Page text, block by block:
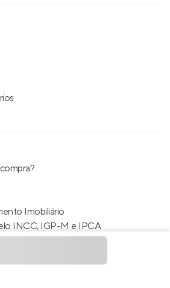
Imobiliário
INCC, IGP-M e IPCA